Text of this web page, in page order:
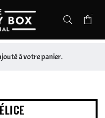
-
à votre panier.